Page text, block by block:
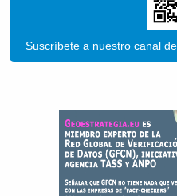
Suscríbete a nuestro canal